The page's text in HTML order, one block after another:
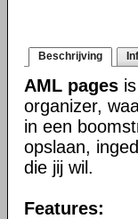
Beschrijving
AML pages
organizer,
in een
opslaan,
die jij wil.
Features: